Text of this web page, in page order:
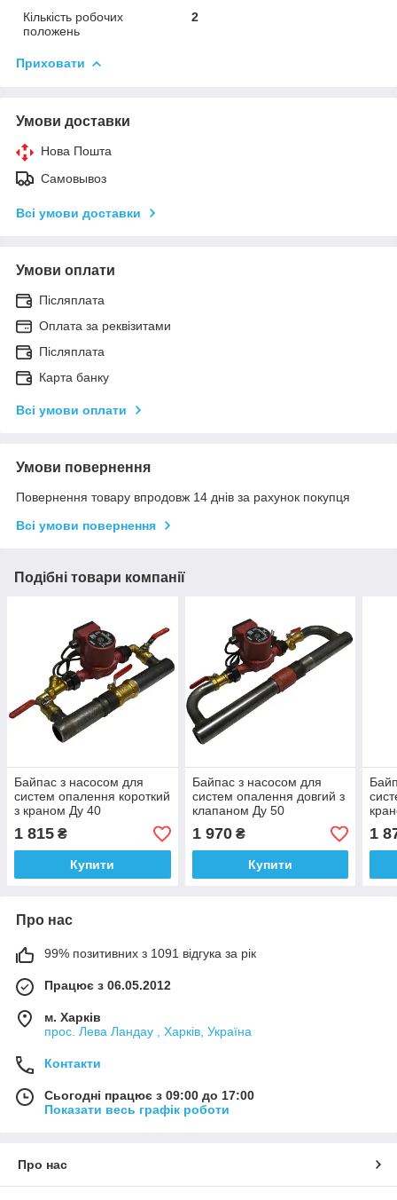
Кількість робочих
положень
2
Приховати
Умови доставки
Нова Пошта
Самовывоз
Всі умови доставки
Умови оплати
Післяплата
Оплата за реквізитами
Післяплата
Карта банку
Всі умови оплати
Умови повернення
Повернення товару впродовж 14 днів за рахунок покупця
Всі умови повернення
Подібні товари компанії
Байпас з насосом для
систем опалення короткий
з краном Ду 40
1 815 ₴
Купити
Байпас з насосом для
систем опалення довгий з
клапаном Ду 50
1 970₴
Купити
1
Про нас
99% позитивних з 1091 відгука за рік
Працює з 06.05.2012
м. Харків
прос. Лева Ландау , Харків, Україна
Контакти
Сьогодні працює з 09:00 до 17:00
Показати весь графік роботи
Про нас